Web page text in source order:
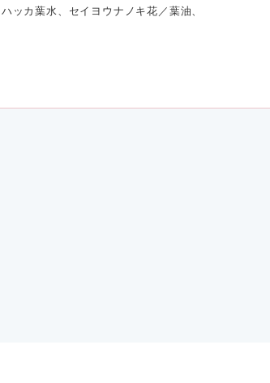
ッカ葉水、セイヨウナノキ花／葉油、